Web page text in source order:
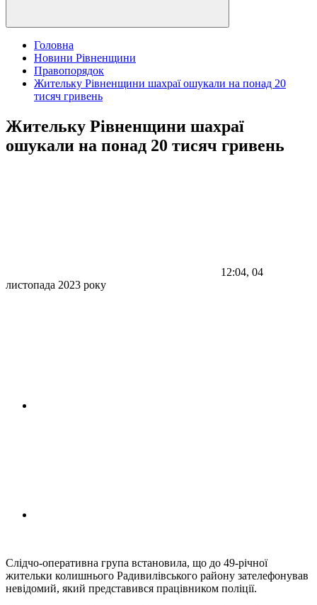
Головна
Новини Рівненщини
Правопорядок
Жительку Рівненщини шахраї ошукали на понад 20
тисяч гривень
Жительку Рівненщини шахраї
ошукали на понад 20 тисяч гривень
12:04, 04
листопада 2023 року
Слідчо-оперативна група встановила, що до 49-річної
жительки колишнього Радивилівського району зателефонував
невідомий, який представився працівником поліції.